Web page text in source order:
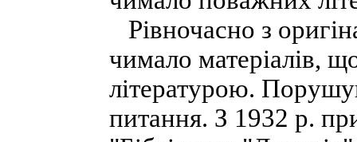
Рівночасно з
чимало матеріалів,
літературою.
питання. З 1932 р.